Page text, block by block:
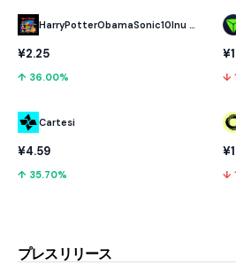
HarryPotterObamaSonic10Inu (ETH)
¥2.25
↑ 36.00%
Cartesi
¥4.59
↑ 35.70%
↓
↓
プレスリリース